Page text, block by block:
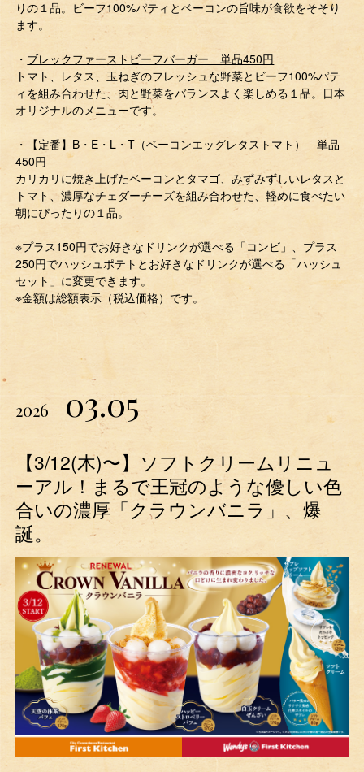
りの１品。ビーフ100%パティとベーコンの旨味が食欲をそそり
ます。
・ ブレックファーストビーフバーガー 単品450円
トマト、レタス、玉ねぎのフレッシュな野菜とビーフ100%パテ
ィを組み合わせた、肉と野菜をバランスよく楽しめる１品。日本
オリジナルのメニューです。
・
【定番】B・E・L・T（ベーコンエッグレタストマト） 単品
450円
カリカリに焼き上げたベーコンとタマゴ、みずみずしいレタスと
トマト、濃厚なチェダーチーズを組み合わせた、軽めに食べたい
朝にぴったりの１品。
※プラス150円でお好きなドリンクが選べる「コンビ」、プラス
250円でハッシュポテトとお好きなドリンクが選べる「ハッシュ
セット」に変更できます。
※金額は総額表示（税込価格）です。
2026 03.05
【3/12(木)〜】ソフトクリームリニュ
ーアル！まるで王冠のような優しい色
合いの濃厚「クラウンバニラ」、爆
誕。